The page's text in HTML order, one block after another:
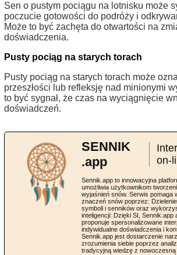
Sen o pustym pociągu na lotnisku może
poczucie gotowości do podróży i
Może to być zachęta do otwartości na
doświadczenia.
Pusty pociąg na starych torach
Pusty pociąg na starych torach może
przeszłości lub refleksję nad minionymi
to być sygnał, że czas na wyciągnięcie
doświadczeń.
SENNIK
.app
on-
Sennik.app to innowacyjna
umożliwia użytkownikom
wyjaśnień snów. Serwis pomaga
znaczeń snów poprzez:
symboli i senników oraz
inteligencji: Dzięki SI, Sennik.app
proponuje spersonalizowane
indywidualne doświadczenia i
Sennik.app jest dostarczenie
zrozumienia siebie poprzez
tradycyjną wiedzę z nowoczesną